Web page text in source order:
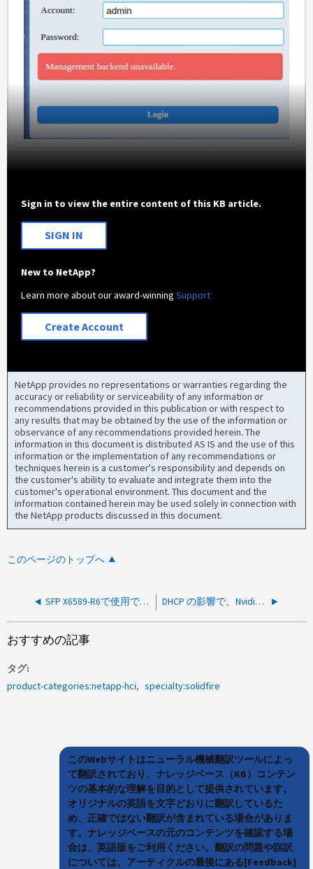
Sign in to view the entire content of this KB article.
SIGN IN
New to NetApp?
Learn more about our award-winningSupport
Create Account
NetApp provides no representations or warranties regarding the
accuracy or reliability or serviceability of any information or
recommendations provided in this publication or with respect to
any results that may be obtained by the use of the information or
observance of any recommendations provided herein. The
information in this document is distributed AS IS and the use of this
information or the implementation of any recommendations or
techniques herein is a customer's responsibility and depends on
the customer's ability to evaluate and integrate them into the
customer's operational environment. This document and the
information contained herein may be used solely in connection with
the NetApp products discussed in this document.
このページのトップへ
SFP X6589-R6で使用できるCAN NVIDIA SN2100 DHCP の影響で、Nvidia クラスタスイッチで eth0 インターフェースの IP アドレスを設定できません
おすすめの記事
タグ
product-categories:netapp-hci
specialty:solidfire
このWebサイトはニューラル機械翻訳ツールによっ
て翻訳されており、ナレッジベース（KB）コンテン
ツの基本的な理解を目的として提供されています。
オリジナルの英語を文字どおりに翻訳しているた
め、正確ではない翻訳が含まれている場合がありま
す。ナレッジベースの元のコンテンツを確認する場
合は、英語版をご利用ください。翻訳の問題や誤訳
については、アーティクルの最後にある[Feedback]